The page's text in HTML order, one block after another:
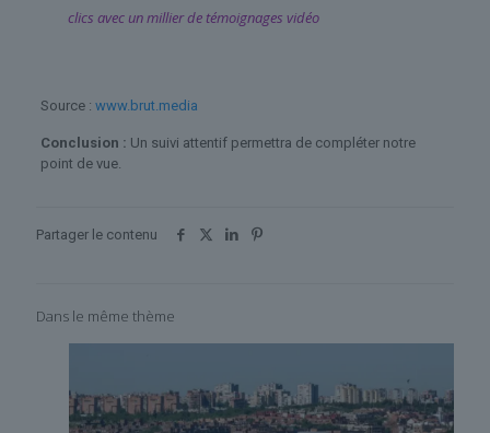
clics avec un millier de témoignages vidéo
Source : www.brut.media
Conclusion : Un suivi attentif permettra de compléter notre
point de vue.
Partager le contenu
Dans le même thème